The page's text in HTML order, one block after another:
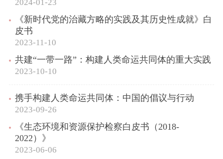
2024-01-23
《新时代党的治藏方略的实践及其历史性成就》白
皮书
2023-11-10
共建“一带一路”：构建人类命运共同体的重大实践
2023-10-10
携手构建人类命运共同体：中国的倡议与行动
2023-09-26
《生态环境和资源保护检察白皮书（2018-
2022）》
2023-06-06